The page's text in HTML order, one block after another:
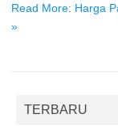
Read More: Harga
»
TERBARU